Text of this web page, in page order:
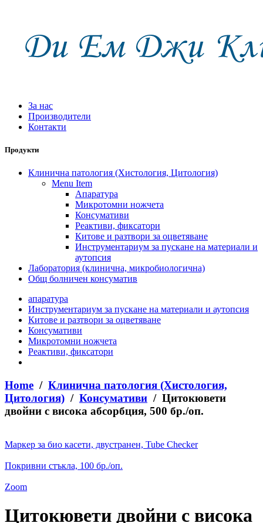
За нас
Производители
Контакти
Продукти
Клинична патология (Хистология, Цитология)
Menu Item
Апаратура
Микротомни ножчета
Консумативи
Реактиви, фиксатори
Китове и разтвори за оцветяване
Инструментариум за пускане на материали и
аутопсия
Лаборатория (клинична, микробиологична)
Общ болничен консуматив
апаратура
Инструментариум за пускане на материали и аутопсия
Китове и разтвори за оцветяване
Консумативи
Микротомни ножчета
Реактиви, фиксатори
Home / Клинична патология (Хистология,
Цитология) / Консумативи / Цитокювети
двойни с висока абсорбция, 500 бр./оп.
Маркер за био касети, двустранен, Tube Checker
Покривни стъкла, 100 бр./оп.
Zoom
Цитокювети двойни с висока